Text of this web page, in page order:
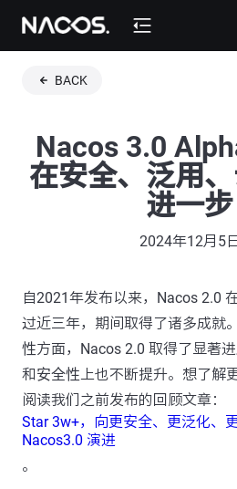
BACK
Nacos 3.0
在安全、泛用
进一步
2024年12月5
自2021年发布以来，Nacos 2.0
过近三年，期间取得了诸多成就
性方面，Nacos 2.0 取得了显著
和安全性上也不断提升。想了解
阅读我们之前发布的回顾文章：
Star 3w+，向更安全、更泛化、
Nacos3.0 演进
。